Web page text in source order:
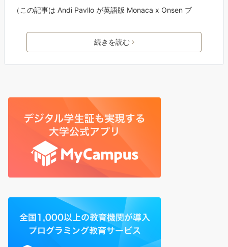
（この記事は Andi Pavllo が英語版 Monaca x Onsen ブ
続きを読む